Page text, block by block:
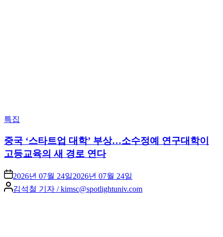
Posted
특집
중국 ‘스타트업 대학’ 부상…소수정예 연구대학이
고등교육의 새 경로 연다
2026년 07월 24일2026년 07월 24일
Posted
by
김석철 기자 / kimsc@spotlightuniv.com